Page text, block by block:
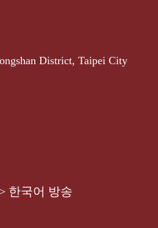
District, Taipei City
한국어 방송